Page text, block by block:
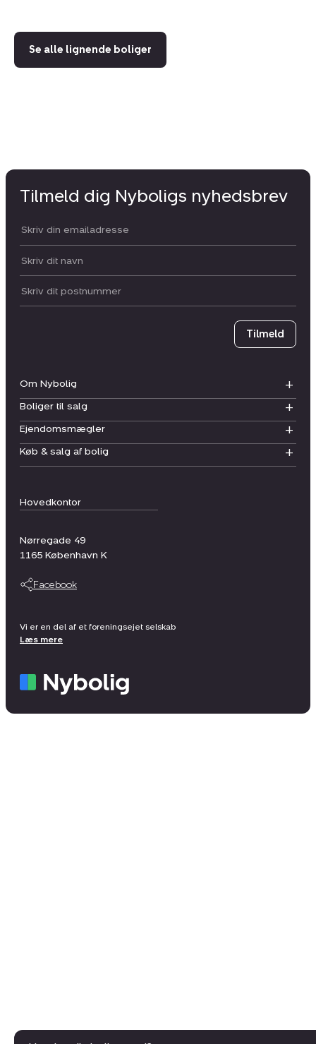
Se alle lignende boliger
Hovedkontor
Nørregade 49
1165 København K
Facebook
Om Nybolig
Boliger til salg
Ejendomsmægler
Køb & salg af bolig
Tilmeld dig Nyboligs nyhedsbrev
Din email:
Dit navn:
Postnummer
Tilmeld
Vi er en del af et foreningsejet selskab
Læs mere